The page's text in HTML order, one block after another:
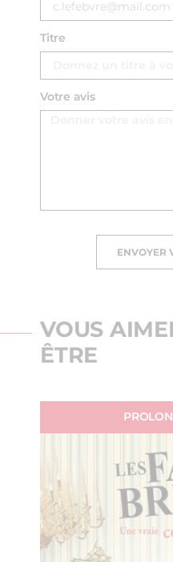
Titre
Votre avis
ENVOYER
VOUS
ÊTRE